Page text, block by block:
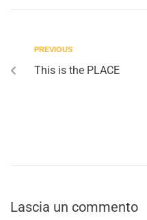
PREVIOUS
This is the PLACE
Lascia un commento